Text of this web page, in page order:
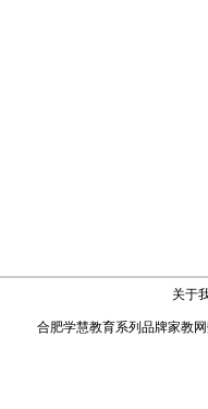
关于
合肥学慧教育系列品牌家教